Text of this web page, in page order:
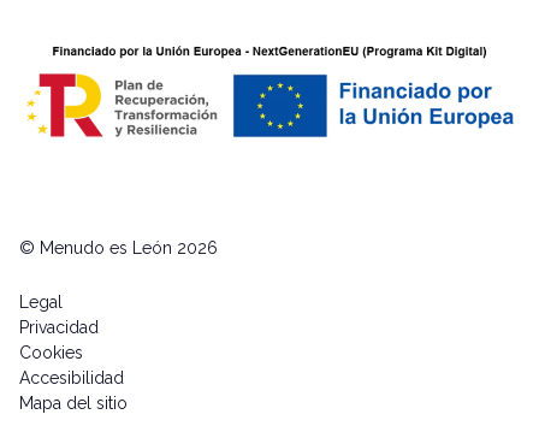
© Menudo es León 2026
Legal
Privacidad
Cookies
Accesibilidad
Mapa del sitio